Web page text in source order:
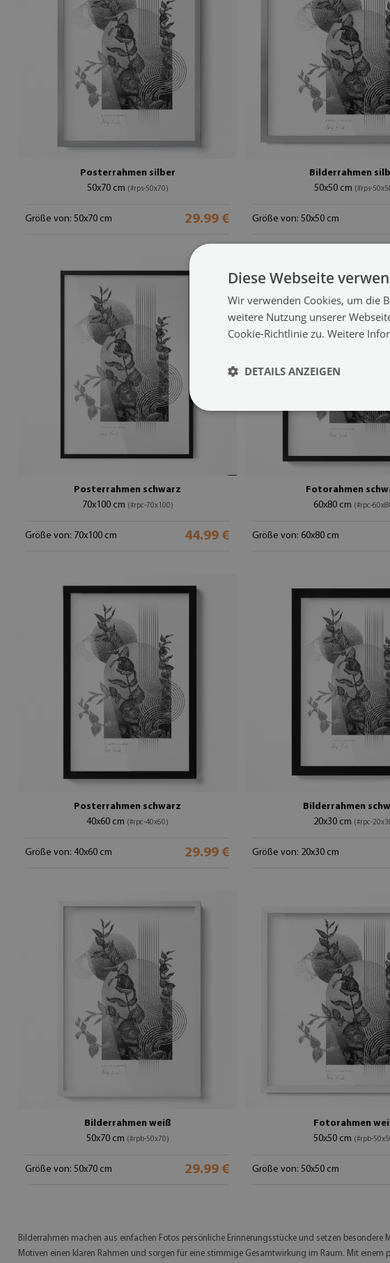
Posterrahmen silber
50x70 cm (#rps-50x70)
Größe von: 50x70 cm 29.99 €
Bilderrahmen
50x50 cm (#rps-
Größe von: 50x50 cm
Posterrahmen schwarz
70x100 cm (#rpc-70x100)
Größe von: 70x100 cm 44.99 €
Fotorahmen
60x80 cm (#rpc-
Größe von: 60x80 cm
Posterrahmen schwarz
40x60 cm (#rpc-40x60)
Größe von: 40x60 cm 29.99 €
Bilderrahmen
20x30 cm (#rpc-
Größe von: 20x30 cm
Bilderrahmen weiß
50x70 cm (#rpb-50x70)
Größe von: 50x70 cm 29.99 €
Fotorahmen
50x50 cm (#rpb-
Größe von: 50x50 cm
Bilderrahmen machen aus einfachen Fotos persönliche Erinnerungsstücke und setzen
Motiven einen klaren Rahmen und sorgen für eine stimmige Gesamtwirkung im Raum. Mit einem
Diese Webseite
Wir verwenden Cookies, um die
weitere Nutzung unserer
Cookie-Richtlinie zu. Weitere
DETAILS ANZEIGEN